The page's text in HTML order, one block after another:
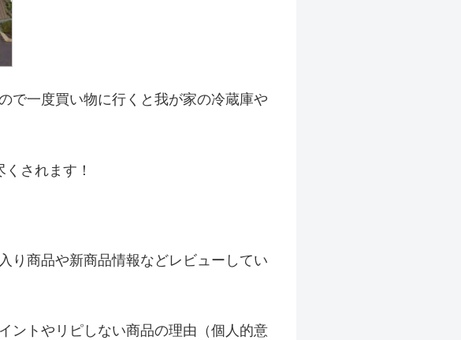
で一度買い物に行くと我が家の冷蔵庫や
されます！
り商品や新商品情報などレビ ューしてい
ントやリピしない商品の理由（個人的意